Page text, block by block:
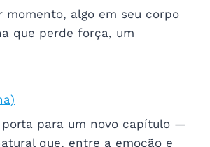
algo em seu corpo
que perde força, um
para um novo capítulo —
que, entre a emoção e